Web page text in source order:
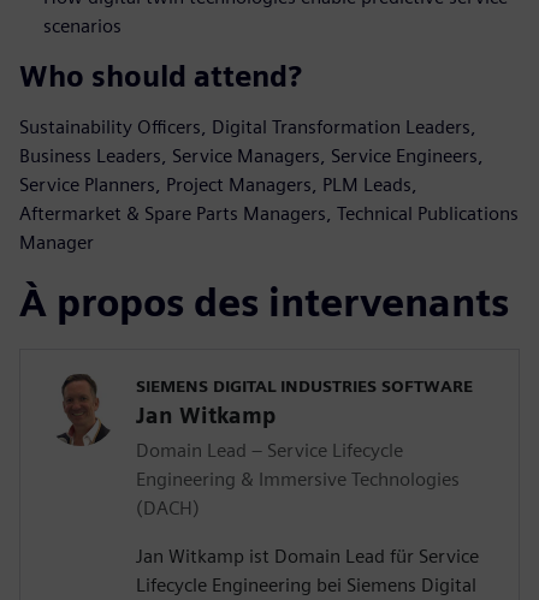
scenarios
Who should attend?
Sustainability Officers, Digital Transformation Leaders,
Business Leaders, Service Managers, Service Engineers,
Service Planners, Project Managers, PLM Leads,
Aftermarket & Spare Parts Managers, Technical Publications
Manager
À propos des intervenants
SIEMENS DIGITAL INDUSTRIES SOFTWARE
Jan Witkamp
Domain Lead – Service Lifecycle
Engineering & Immersive Technologies
(DACH)
Jan Witkamp ist Domain Lead für Service
Lifecycle Engineering bei Siemens Digital